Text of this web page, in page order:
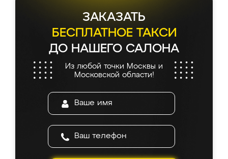
ЗАКАЗАТЬ
БЕСПЛАТНОЕ ТАКСИ
ДО НАШЕГО САЛОНА
Из любой точки Москвы и
Московской области!